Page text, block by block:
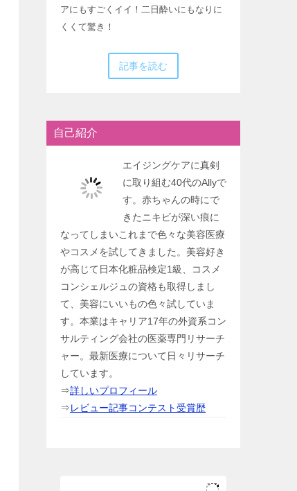
アにもすごくイイ！二日酔いにもなりに
くくて驚き！
記事を読む
自己紹介
エイジングケアに真剣
に取り組む40代のAllyで
す。赤ちゃんの時にで
きたニキビが深い痕に
なってしまいこれまで色々な美容医療
やコスメを試してきました。美容好き
が高じて日本化粧品検定1級、コスメ
コンシェルジュの資格も取得しまし
て、美容にいいもの色々試していま
す。本業はキャリア17年の外資系コン
サルティング会社の医薬専門リサーチ
ャー。最新医療について日々リサーチ
しています。
⇒詳しいプロフィール
⇒レビュー記事コンテスト受賞歴